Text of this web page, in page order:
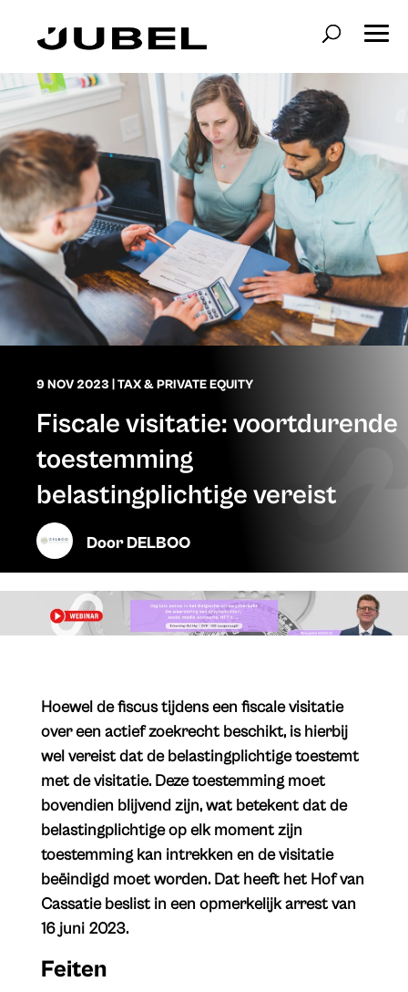
9 NOV 2023 |TAX & PRIVATE EQUITY
Fiscale visitatie: voortdurende
toestemming
belastingplichtige vereist
DoorDELBOO
Hoewel de fiscus tijdens een fiscale visitatie
over een actief zoekrecht beschikt, is hierbij
wel vereist dat de belastingplichtige toestemt
met de visitatie. Deze toestemming moet
bovendien blijvend zijn, wat betekent dat de
belastingplichtige op elk moment zijn
toestemming kan intrekken en de visitatie
beëindigd moet worden. Dat heeft het Hof van
Cassatie beslist in een opmerkelijk arrest van
16 juni 2023.
Feiten